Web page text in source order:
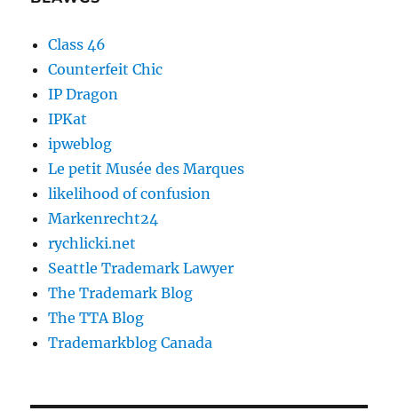
Class 46
Counterfeit Chic
IP Dragon
IPKat
ipweblog
Le petit Musée des Marques
likelihood of confusion
Markenrecht24
rychlicki.net
Seattle Trademark Lawyer
The Trademark Blog
The TTA Blog
Trademarkblog Canada